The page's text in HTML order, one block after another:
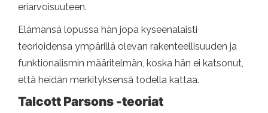
eriarvoisuuteen.
Elämänsä lopussa hän jopa kyseenalaisti
teorioidensa ympärillä olevan rakenteellisuuden ja
funktionalismin määritelmän, koska hän ei katsonut,
että heidän merkityksensä todella kattaa.
Talcott Parsons -teoriat